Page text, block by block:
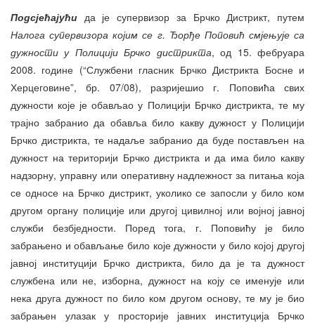
Подсјећајући да је супервизор за Брчко Дистрикт, путем
Налога супервизора којим се г. Ђорђе Поповић смјењује са
дужности у Полицији Брчко дистрикта, од 15. фебруара
2008. године (“Службени гласник Брчко Дистрикта Босне и
Херцеговине”, бр. 07/08), разријешио г. Поповића свих
дужности које је обављао у Полицији Брчко дистрикта, те му
трајно забранио да обавља било какву дужност у Полицији
Брчко дистрикта, те надаље забранио да буде постављен на
дужност на територији Брчко дистрикта и да има било какву
надзорну, управну или оперативну надлежност за питања која
се односе на Брчко дистрикт, уколико се запосли у било ком
другом органу полиције или другој цивилној или војној јавној
служби безбједности. Поред тога, г. Поповићу је било
забрањено и обављање било које дужности у било којој другој
јавној институцији Брчко дистрикта, било да је та дужност
службена или не, изборна, дужност на коју се именује или
нека друга дужност по било ком другом основу, те му је био
забрањен улазак у просторије јавних институција Брчко